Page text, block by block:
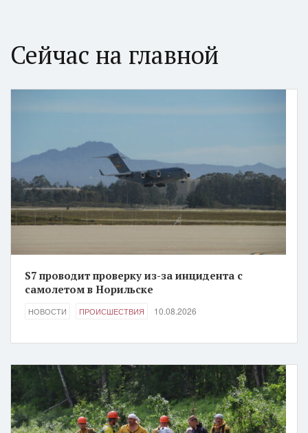
Сейчас на главной
S7 проводит проверку из-за инцидента с
самолетом в Норильске
НОВОСТИ ПРОИСШЕСТВИЯ 10.08.2026